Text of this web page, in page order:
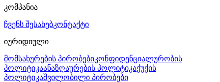
კომპანია
ჩვენს შესახებკონტაქტი
იურიდიული
მომსახურების პირობებიკონფიდენციალურობის
პოლიტიკაანაზღაურების პოლიტიკაქუქის
პოლიტიკაშვილობილი პირობები